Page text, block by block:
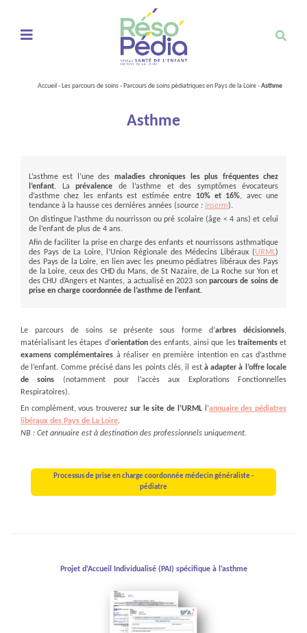
Ouvrir le menu de navigation mobile
Accueil - Les parcours de soins - Parcours de soins pédiatriques en Pays de la Loire - Asthme
Asthme
L’asthme est l’une des maladies chroniques
les plus fréquentes chez
l’enfant. La prévalence de l’asthme et des symptômes évocateurs
d’asthme chez les enfants est estimée entre
10% et 16%, avec une
tendance à la hausse ces dernières années (source : Inserm).
On distingue l’asthme du nourrisson ou pré scolaire (âge < 4 ans) et celui
de l’enfant de plus de 4 ans.
Afin de faciliter la prise en charge des enfants et nourrissons asthmatique
des Pays de La Loire, l’Union Régionale des Médecins Libéraux (URML)
des Pays de la Loire, en lien avec les pneumo pédiatres libéraux des Pays
de la Loire, ceux des CHD du Mans, de St Nazaire, de La Roche sur Yon et
des CHU d’Angers et Nantes, a actualisé en 2023 sonparcours de soins de
prise en charge coordonnée de l’asthme de l’enfant.
Le parcours de soins se présente sous forme d’arbres décisionnels,
matérialisant les étapes d’orientationdes enfants, ainsi que les traitementset
examens complémentaires à réaliser en première intention en cas d’asthme
de l’enfant. Comme précisé dans les points clés, il està adapter à l’offre locale
de soins (notamment pour l’accès aux Explorations Fonctionnelles
Respiratoires).
En complément, vous trouverez sur le site de l’URMLl’annuaire des pédiatres
libéraux des Pays de La Loire.
NB : Cet annuaire est à destination des professionnels uniquement.
Processus de prise en charge coordonnée médecin généraliste -
pédiatre
Projet d’Accueil Individualisé (PAI) spécifique à l’asthme